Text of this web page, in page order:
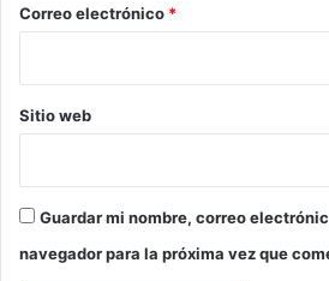
*
Correo electrónico *
Sitio web
Guardar mi nombre, correo
navegador para la próxima vez que